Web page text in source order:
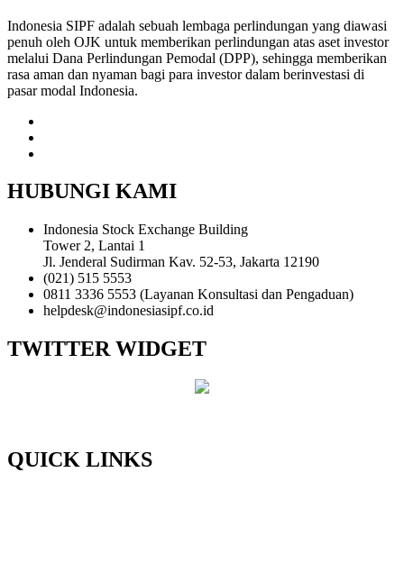
Indonesia SIPF adalah sebuah lembaga perlindungan yang diawasi
penuh oleh OJK untuk memberikan perlindungan atas aset investor
melalui Dana Perlindungan Pemodal (DPP), sehingga memberikan
rasa aman dan nyaman bagi para investor dalam berinvestasi di
pasar modal Indonesia.
HUBUNGI KAMI
Indonesia Stock Exchange Building
Tower 2, Lantai 1
Jl. Jenderal Sudirman Kav. 52-53, Jakarta 12190
(021) 515 5553
0811 3336 5553 (Layanan Konsultasi dan Pengaduan)
helpdesk@indonesiasipf.co.id
TWITTER WIDGET
QUICK LINKS